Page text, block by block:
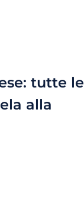
tutte le
alla